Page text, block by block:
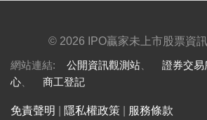
© 2026 IPO贏家未上市股票資
網站連結: 公開資訊觀測站 證券交易
心
商工登記
免責聲明 隱私權政策 服務條款